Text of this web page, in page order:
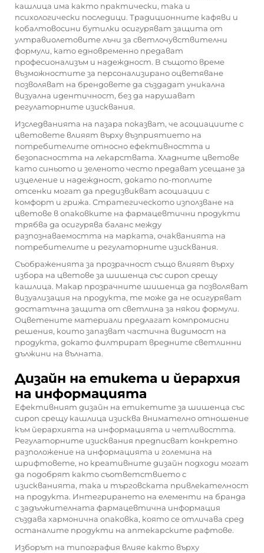
кашлица има както практически, така и
психологически последици. Традиционните кафяви и
кобалтовосини бутилки осигуряват защита от
ултравиолетовите лъчи за светлочувствителни
формули, като едновременно предават
професионализъм и надеждност. В същото време
възможностите за персонализирано оцветяване
позволяват на брендовете да създадат уникална
визуална идентичност, без да нарушават
регулаторните изисквания.
Изследванията на пазара показват, че асоциациите с
цветовете влияят върху възприятието на
потребителите относно ефективността и
безопасността на лекарствата. Хладните цветове
като синьото и зеленото често предават усещане за
изцеление и надеждност, докато по-топлите
отсенки могат да предизвикват асоциации с
комфорт и грижа. Стратегическото използване на
цветове в опаковките на фармацевтични продукти
трябва да осигурява баланс между
разпознаваемостта на марката, очакванията на
потребителите и регулаторните изисквания.
Съображенията за прозрачност също влияят върху
избора на цветове за шишенца със сироп срещу
кашлица. Макар прозрачните шишенца да позволяват
визуализация на продукта, те може да не осигуряват
достатъчна защита от светлина за някои формули.
Оцветените материали предлагат компромисни
решения, които запазват частична видимост на
продукта, докато филтрират вредните светлинни
дължини на вълната.
Дизайн на етикета и йерархия
на информацията
Ефективният дизайн на етикетите за шишенца със
сироп срещу кашлица изисква внимателно отношение
към йерархията на информацията и четливостта.
Регулаторните изисквания предписват конкретно
разположение на информацията и големина на
шрифтовете, но креативните дизайн подходи могат
да подобрят както съответствието с
изискванията, така и търговската привлекателност
на продукта. Интегрирането на елементи на бранда
с задължителната фармацевтична информация
създава хармонична опаковка, която се отличава сред
останалите продукти на аптекарските рафтове.
Изборът на типография влияе както върху